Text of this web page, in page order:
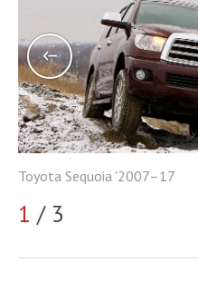
Toyota Sequoia '2007–17
1 / 3